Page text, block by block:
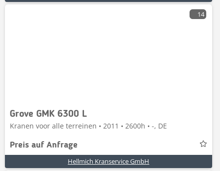
14
Grove GMK 6300 L
Kranen voor alle terreinen • 2011 • 2600h • -, DE
Preis auf Anfrage
Hellmich Kranservice GmbH